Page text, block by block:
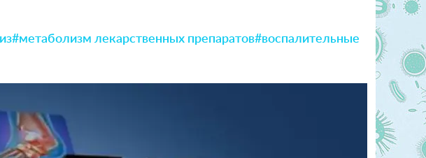
#метаболизм лекарственных препаратов#воспалительные